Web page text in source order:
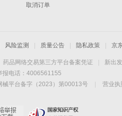
取消订单
风险监测 质量公告 隐私政策 京
药品网络交易第三方平台备案凭证
新出
报电话：4006561155
械平台备字（2023）第00013号 营业执